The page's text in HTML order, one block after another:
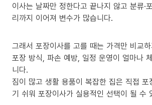
이사는 날짜만 정한다고 끝나지 않고 분류·
리까지 이어져 변수가 많습니다.
그래서 포장이사를 고를 때는 가격만 비교
포장 방식, 파손 예방, 일정 운영이 얼마나
니다.
짐이 많고 생활 용품이 복잡한 집은 직접 포
기 쉬워 포장이사가 실용적인 선택이 될 수